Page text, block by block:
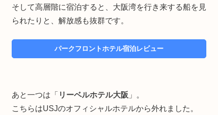
そして高層階に宿泊すると、大阪湾を行き来する船を見
られたりと、解放感も抜群です。
パークフロントホテル宿泊レビュー
あと一つは「 リーベルホテル大阪 」。
こちらはUSJのオフィシャルホテルから外れました。